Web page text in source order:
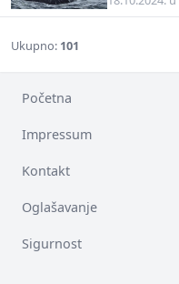
Ukupno: 101
Početna
Impressum
Kontakt
Oglašavanje
Sigurnost